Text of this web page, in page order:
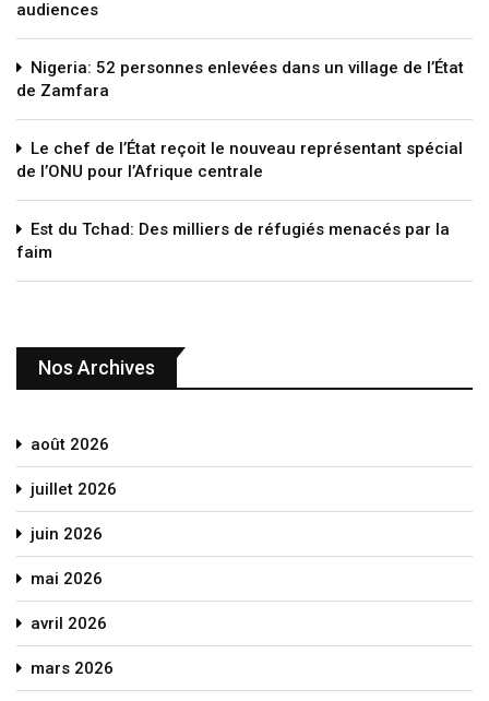
audiences
Nigeria: 52 personnes enlevées dans un village de l’État
de Zamfara
Le chef de l’État reçoit le nouveau représentant spécial
de l’ONU pour l’Afrique centrale
Est du Tchad: Des milliers de réfugiés menacés par la
faim
Nos Archives
août 2026
juillet 2026
juin 2026
mai 2026
avril 2026
mars 2026